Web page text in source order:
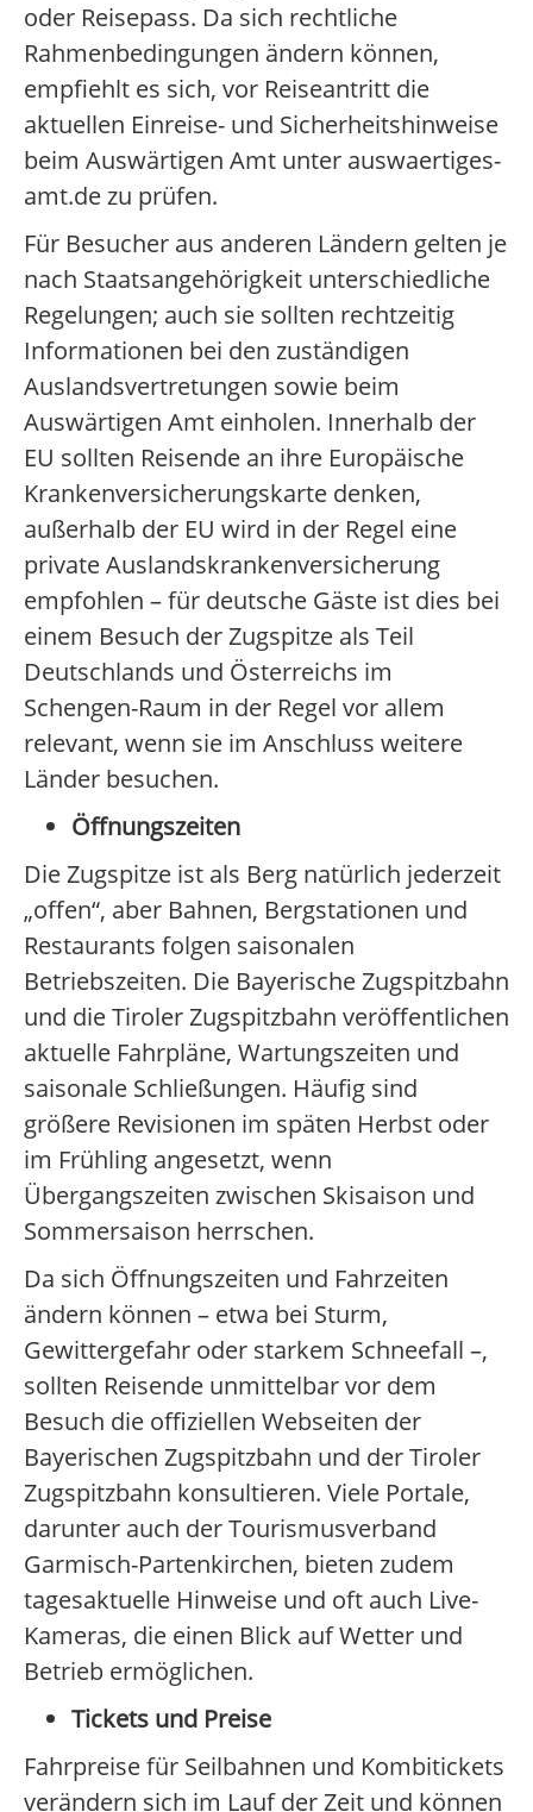
oder Reisepass. Da sich rechtliche
Rahmenbedingungen ändern können,
empfiehlt es sich, vor Reiseantritt die
aktuellen Einreise- und Sicherheitshinweise
beim Auswärtigen Amt unter auswaertiges-
amt.de zu prüfen.
Für Besucher aus anderen Ländern gelten je
nach Staatsangehörigkeit unterschiedliche
Regelungen; auch sie sollten rechtzeitig
Informationen bei den zuständigen
Auslandsvertretungen sowie beim
Auswärtigen Amt einholen. Innerhalb der
EU sollten Reisende an ihre Europäische
Krankenversicherungskarte denken,
außerhalb der EU wird in der Regel eine
private Auslandskrankenversicherung
empfohlen – für deutsche Gäste ist dies bei
einem Besuch der Zugspitze als Teil
Deutschlands und Österreichs im
Schengen-Raum in der Regel vor allem
relevant, wenn sie im Anschluss weitere
Länder besuchen.
Öffnungszeiten
Die Zugspitze ist als Berg natürlich jederzeit
„offen“, aber Bahnen, Bergstationen und
Restaurants folgen saisonalen
Betriebszeiten. Die Bayerische Zugspitzbahn
und die Tiroler Zugspitzbahn veröffentlichen
aktuelle Fahrpläne, Wartungszeiten und
saisonale Schließungen. Häufig sind
größere Revisionen im späten Herbst oder
im Frühling angesetzt, wenn
Übergangszeiten zwischen Skisaison und
Sommersaison herrschen.
Da sich Öffnungszeiten und Fahrzeiten
ändern können – etwa bei Sturm,
Gewittergefahr oder starkem Schneefall –,
sollten Reisende unmittelbar vor dem
Besuch die offiziellen Webseiten der
Bayerischen Zugspitzbahn und der Tiroler
Zugspitzbahn konsultieren. Viele Portale,
darunter auch der Tourismusverband
Garmisch-Partenkirchen, bieten zudem
tagesaktuelle Hinweise und oft auch Live-
Kameras, die einen Blick auf Wetter und
Betrieb ermöglichen.
Tickets und Preise
Fahrpreise für Seilbahnen und Kombitickets
verändern sich im Lauf der Zeit und können